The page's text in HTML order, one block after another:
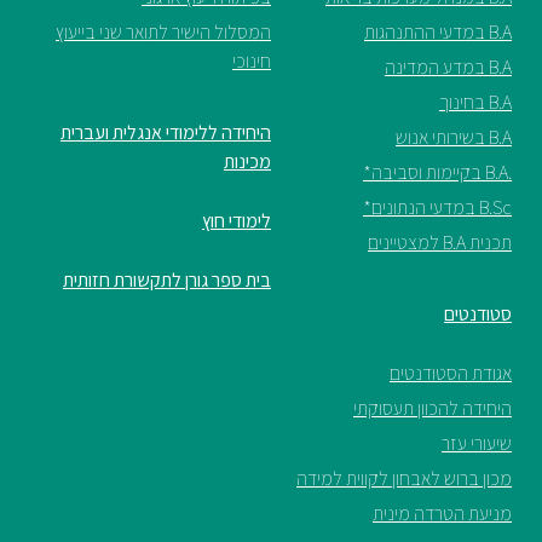
B.A במדעי ההתנהגות
B.A במדע המדינה
B.A בחינוך
B.A בשירותי אנוש
.B.A בקיימות וסביבה*
B.Sc במדעי הנתונים*
תכנית B.A למצטיינים
המסלול הישיר לתואר שני בייעוץ
חינוכי
היחידה ללימודי אנגלית ועברית
מכינות
לימודי חוץ
בית ספר גורן לתקשורת חזותית
סטודנטים
אגודת הסטודנטים
היחידה להכוון תעסוקתי
שיעורי עזר
מכון ברוש לאבחון לקווית למידה
מניעת הטרדה מינית